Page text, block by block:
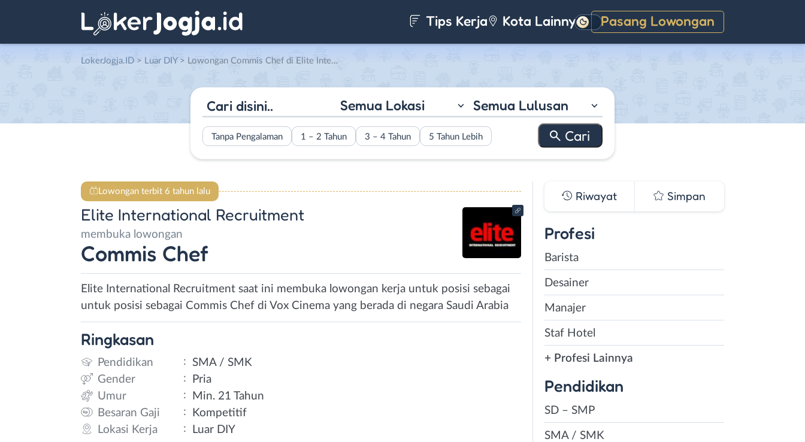
Tips Kerja Kota Lainnya Pasang Lowongan
Gelap
LokerJogja.ID > Luar DIY> Lowongan Commis Chef di Elite International Recruitment
Semua Lokasi Semua Lulusan
Tanpa Pengalaman 1 – 2 Tahun 3 – 4 Tahun 5 Tahun Lebih
Lowongan terbit 6 tahun lalu
Elite International Recruitment
membuka lowongan
Commis Chef
Elite International Recruitment saat ini membuka lowongan kerja untuk posisi sebagai
untuk posisi sebagai Commis Chef di Vox Cinema yang berada di negara Saudi Arabia
Ringkasan
Pendidikan : SMA / SMK
Gender
:
Pria
Umur
:
Min. 21 Tahun
Besaran Gaji
:
Kompetitif
Lokasi Kerja
: Luar DIY
Riwayat Simpan
Profesi
Barista
Desainer
Manajer
Staf Hotel
+ Profesi Lainnya
Pendidikan
SD – SMP
SMA / SMK